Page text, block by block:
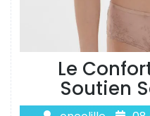
Le
Soutien